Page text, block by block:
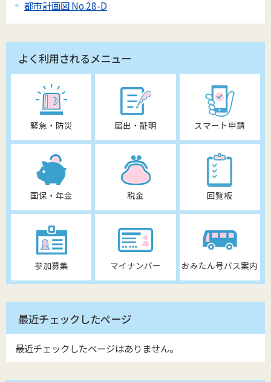
都市計画図 No.28-D
よく利用されるメニュー
緊急・防災 届出・証明 スマート申請
国保・年金 税金 回覧板
参加募集 マイナンバー おみたん号バス案内
最近チェックしたページ
最近チェックしたページはありません。